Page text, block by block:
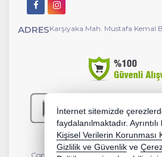
ADRESKarşıyaka Mah. Mustafa Kemal
Copyright 2026 e-zeytinyagcim.com -
İnternet sitemizde
faydalanılmaktadır.
Kişisel Verilerin Korunması
Gizlilik ve Güvenlik ve